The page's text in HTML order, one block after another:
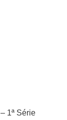
1ª Série